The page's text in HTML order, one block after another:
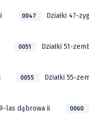
0047 Działki 47-
0051 Działki 51-
0055 Działki 55-
las dąbrowa ii 0060